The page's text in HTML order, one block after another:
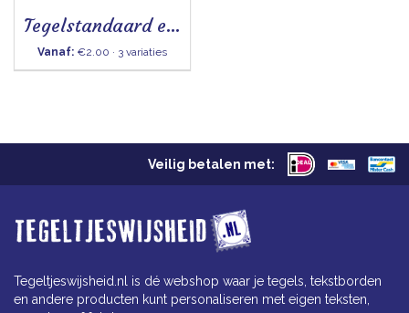
Tegelstandaard ezel
Vanaf: €2.00 · 3 variaties
Veilig betalen met:
Tegeltjeswijsheid.nl is dé webshop waar je tegels, tekstborden
en andere producten kunt personaliseren met eigen teksten,